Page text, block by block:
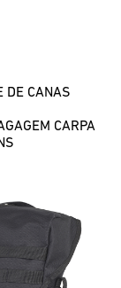
DE CANAS
CARPA